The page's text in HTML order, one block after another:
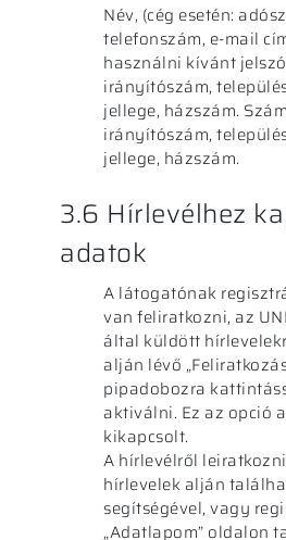
Név, (cég esetén:
telefonszám, e-mail
használni kívánt
irányítószám,
jellege, házszám.
irányítószám,
jellege, házszám.
3.6 Hírlevélhez
adatok
A látogatónak
van feliratkozni, az
által küldött
alján lévő
pipadobozra
aktiválni. Ez az opció
kikapcsolt.
A hírlevélről
hírlevelek alján
segítségével, vagy
„Adatlapom” oldalon